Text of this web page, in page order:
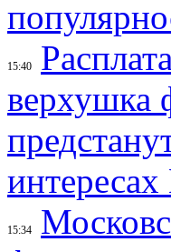
15:40
верхушка
15:34